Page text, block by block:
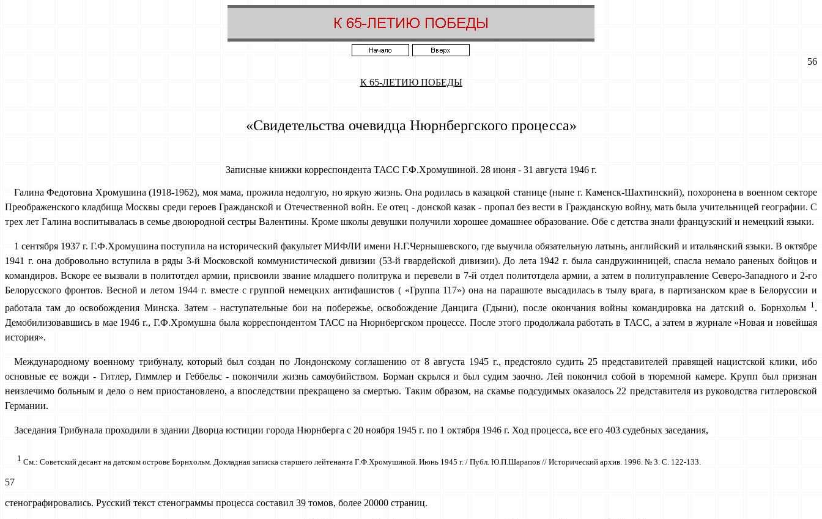
56
К 65-ЛЕТИЮ ПОБЕДЫ
«Свидетельства очевидца Нюрнбергского процесса»
Записные книжки корреспондента ТАСС Г.Ф.Хромушиной. 28 июня - 31 августа 1946 г.
Галина Федотовна Хромушина (1918-1962), моя мама, прожила недолгую, но яркую жизнь. Она родилась в казацкой станице (ныне г. Каменск-Шахтинский), похоронена в военном секторе
Преображенского кладбища Москвы среди героев Гражданской и Отечественной войн. Ее отец - донской казак - пропал без вести в Гражданскую войну, мать была учительницей географии. С
трех лет Галина воспитывалась в семье двоюродной сестры Валентины. Кроме школы девушки получили хорошее домашнее образование. Обе с детства знали французский и немецкий языки.
1 сентября 1937 г. Г.Ф.Хромушина поступила на исторический факультет МИФЛИ имени Н.Г.Чернышевского, где выучила обязательную латынь, английский и итальянский языки. В октябре
1941 г. она добровольно вступила в ряды 3-й Московской коммунистической дивизии (53-й гвардейской дивизии). До лета 1942 г. была сандружинницей, спасла немало раненых бойцов и
командиров. Вскоре ее вызвали в политотдел армии, присвоили звание младшего политрука и перевели в 7-й отдел политотдела армии, а затем в политуправление Северо-Западного и 2-го
Белорусского фронтов. Весной и летом 1944 г. вместе с группой немецких анти­фашистов ( «Группа 117») она на парашюте высадилась в тылу врага, в партизанском крае в Белоруссии и
работала там до освобождения Минска. Затем - наступательные бои на побережье, освобождение Данцига (Гдыни), после окончания войны командировка на датский о. Борнхольм 1.
Демобилизовавшись в мае 1946 г., Г.Ф.Хромушна была корреспондентом ТАСС на Нюрнбергском процессе. После этого продолжала работать в ТАСС, а затем в журнале «Новая и новейшая
история».
Международному военному трибуналу, который был создан по Лондонскому соглашению от 8 августа 1945 г., предстояло судить 25 представителей правящей нацистской клики, ибо
основные ее вожди - Гитлер, Гиммлер и Геббельс - покончили жизнь самоубийством. Борман скрьлся и был судим заочно. Лей покончил собой в тюремной камере. Крупп был признан
неизлечимо больным и дело о нем приостановлено, а впоследствии прекращено за смертью. Таким образом, на скамье подсудимых оказалось 22 представителя из руководства гитлеровской
Германии.
Заседания Трибунала проходили в здании Дворца юстиции города Нюрнберга с 20 ноября 1945 г. по 1 октября 1946 г. Ход процесса, все его 403 судебных заседания,
1 См.: Советский десант на датском острове Борнхольм. Докладная записка старшего лейтенанта Г.Ф.Хромушиной. Июнь 1945 г. / Публ. Ю.П.Шарапов // Исторический архив. 1996. № 3. С. 122-133.
57
стенографировались. Русский текст стенограммы процесса составил 39 томов, более 20000 страниц.